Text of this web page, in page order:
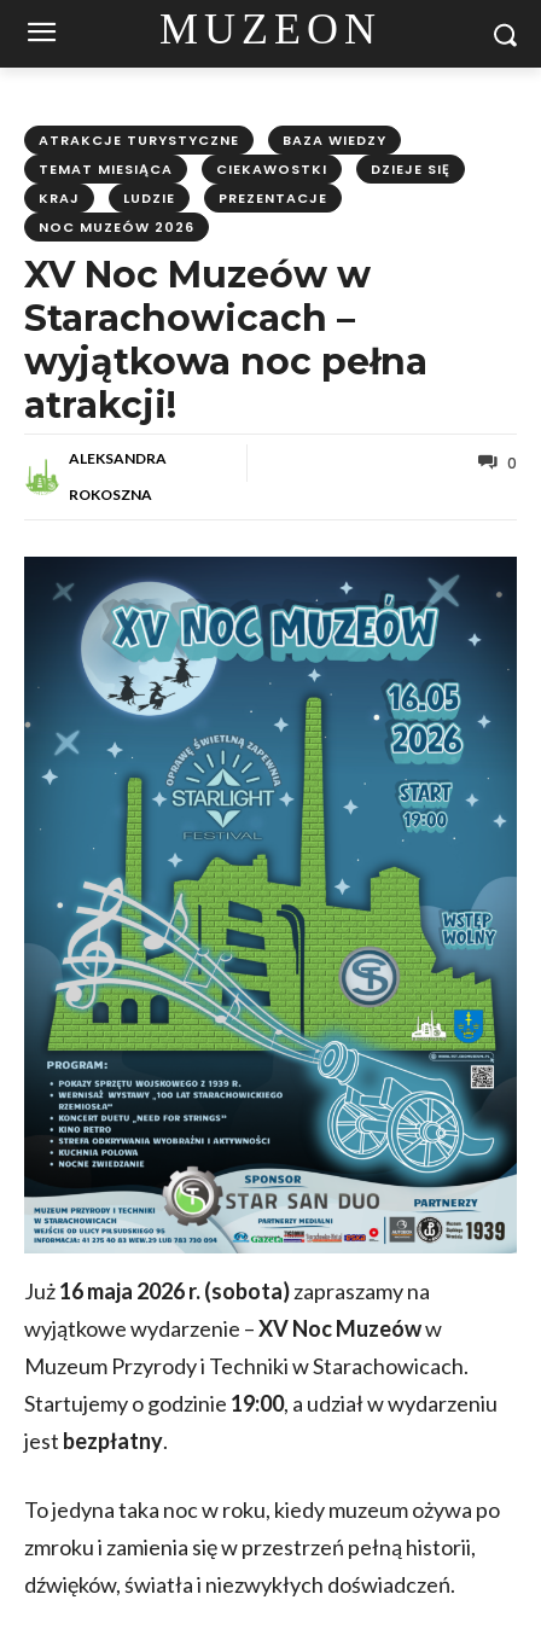
MUZEON
ATRAKCJE TURYSTYCZNE
BAZA WIEDZY
TEMAT MIESIĄCA
CIEKAWOSTKI
DZIEJE SIĘ
KRAJ
LUDZIE
PREZENTACJE
NOC MUZEÓW 2026
XV Noc Muzeów w
Starachowicach –
wyjątkowa noc pełna
atrakcji!
ALEKSANDRA
ROKOSZNA
0
Już16 maja 2026 r. (sobota)zapraszamy na
wyjątkowe wydarzenie –XV Noc Muzeóww
Muzeum Przyrody i Techniki w Starachowicach.
Startujemy o godzinie 19:00, a udział w wydarzeniu
jest bezpłatny.
To jedyna taka noc w roku, kiedy muzeum ożywa po
zmroku i zamienia się w przestrzeń pełną historii,
dźwięków, światła i niezwykłych doświadczeń.